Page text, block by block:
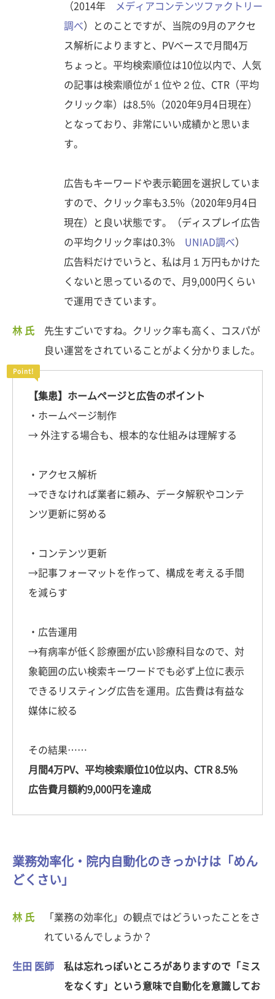
（2014年
メディアコンテンツファクトリー
調べ）とのことですが、当院の9月のアクセ
ス解析によりますと、PVベースで月間4万
ちょっと。平均検索順位は10位以内で、人気
の記事は検索順位が１位や２位、CTR（平均
クリック率）は8.5%（2020年9月4日現在）
となっており、非常にいい成績かと思いま
す。
広告もキーワードや表示範囲を選択していま
すので、クリック率も3.5%（2020年9月4日
現在）と良い状態です。（ディスプレイ広告
の平均クリック率は0.3% UNIAD調べ）
広告料だけでいうと、私は月１万円もかけた
くないと思っているので、月9,000円くらい
で運用できています。
林 氏
先生すごいですね。クリック率も高く、コスパが
良い運営をされていることがよく分かりました。
【集患】ホームページと広告のポイント
・ホームページ制作
→ 外注する場合も、根本的な仕組みは理解する
・アクセス解析
→できなければ業者に頼み、データ解釈やコンテ
ンツ更新に努める
・コンテンツ更新
→記事フォーマットを作って、構成を考える手間
を減らす
・広告運用
→有病率が低く診療圏が広い診療科目なので、対
象範囲の広い検索キーワードでも必ず上位に表示
できるリスティング広告を運用。広告費は有益な
媒体に絞る
その結果……
月間4万PV、平均検索順位10位以内、CTR 8.5%
広告費月額約9,000円を達成
業務効率化・院内自動化のきっかけは「めん
どくさい」
林 氏
「業務の効率化」の観点ではどういったことをさ
れているんでしょうか？
生田 医師
私は忘れっぽいところがありますので「ミス
をなくす」という意味で自動化を意識してお